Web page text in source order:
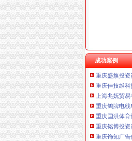
成功案例
重庆慧风涂
重庆欧氏科技
重庆盛旗投资
重庆佳技维科
上海兆妩贸易
重庆鸽牌电线
重庆国洪体育
重庆铭博投资
重庆饰知广告
重庆朗熙贷款